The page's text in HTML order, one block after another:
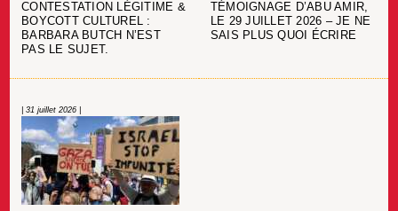
CONTESTATION LÉGITIME &
BOYCOTT CULTUREL :
BARBARA BUTCH N’EST
PAS LE SUJET.
TÉMOIGNAGE D’ABU AMIR,
LE 29 JUILLET 2026 – JE NE
SAIS PLUS QUOI ÉCRIRE
| 31 juillet 2026 |